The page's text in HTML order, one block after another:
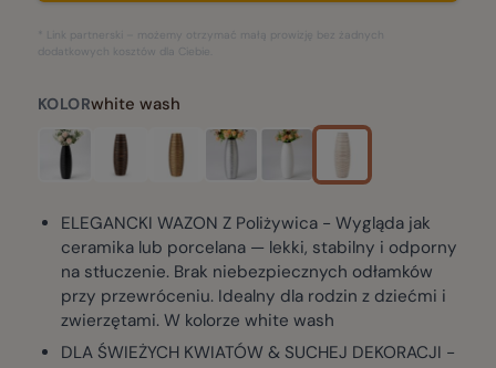
* Link partnerski – możemy otrzymać małą prowizję bez żadnych
dodatkowych kosztów dla Ciebie.
KOLORwhite wash
ELEGANCKI WAZON Z Poliżywica - Wygląda jak
ceramika lub porcelana — lekki, stabilny i odporny
na stłuczenie. Brak niebezpiecznych odłamków
przy przewróceniu. Idealny dla rodzin z dziećmi i
zwierzętami. W kolorze white wash
DLA ŚWIEŻYCH KWIATÓW & SUCHEJ DEKORACJI -